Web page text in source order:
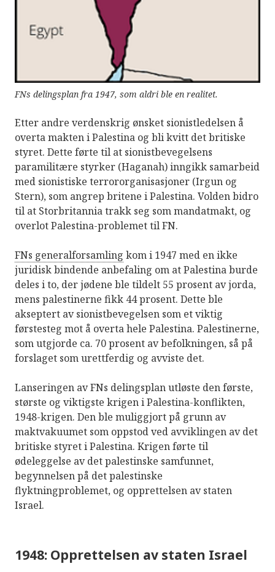
FNs delingsplan fra 1947, som aldri ble en realitet.
Etter andre verdenskrig ønsket sionistledelsen å
overta makten i Palestina og bli kvitt det britiske
styret. Dette førte til at sionistbevegelsens
paramilitære styrker (Haganah) inngikk samarbeid
med sionistiske terrororganisasjoner (Irgun og
Stern), som angrep britene i Palestina. Volden bidro
til at Storbritannia trakk seg som mandatmakt, og
overlot Palestina-problemet til FN.
FNs generalforsamling kom i 1947 med en ikke
juridisk bindende anbefaling om at Palestina burde
deles i to, der jødene ble tildelt 55 prosent av jorda,
mens palestinerne fikk 44 prosent. Dette ble
akseptert av sionistbevegelsen som et viktig
førstesteg mot å overta hele Palestina. Palestinerne,
som utgjorde ca. 70 prosent av befolkningen, så på
forslaget som urettferdig og avviste det.
Lanseringen av FNs delingsplan utløste den første,
største og viktigste krigen i Palestina-konflikten,
1948-krigen. Den ble muliggjort på grunn av
maktvakuumet som oppstod ved avviklingen av det
britiske styret i Palestina. Krigen førte til
ødeleggelse av det palestinske samfunnet,
begynnelsen på det palestinske
flyktningproblemet, og opprettelsen av staten
Israel.
1948: Opprettelsen av staten Israel